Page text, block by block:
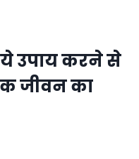
ये उपाय करने से
जीवन का